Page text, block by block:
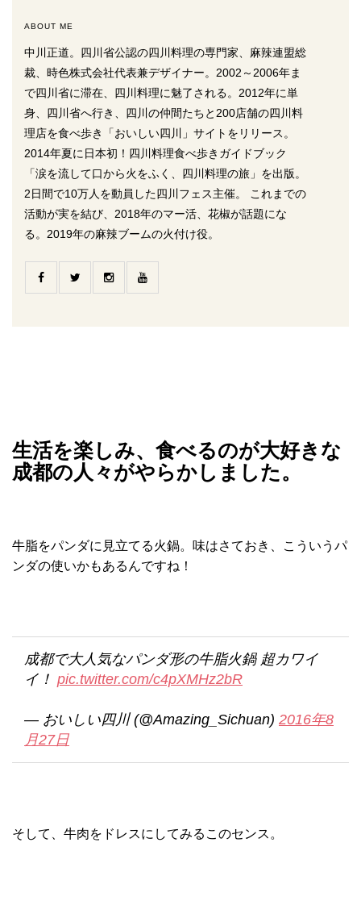
ABOUT ME
中川正道。四川省公認の四川料理の専門家、麻辣連盟総
裁、時色株式会社代表兼デザイナー。2002～2006年ま
で四川省に滞在、四川料理に魅了される。2012年に単
身、四川省へ行き、四川の仲間たちと200店舗の四川料
理店を食べ歩き「おいしい四川」サイトをリリース。
2014年夏に日本初！四川料理食べ歩きガイドブック
「涙を流して口から火をふく、四川料理の旅」を出版。
2日間で10万人を動員した四川フェス主催。 これまでの
活動が実を結び、2018年のマー活、花椒が話題にな
る。2019年の麻辣ブームの火付け役。
生活を楽しみ、食べるのが大好きな
成都の人々がやらかしました。
牛脂をパンダに見立てる火鍋。味はさておき、こういうパ
ンダの使いかもあるんですね！
成都で大人気なパンダ形の牛脂火鍋 超カワイ
イ！ pic.twitter.com/c4pXMHz2bR
— おいしい四川 (@Amazing_Sichuan) 2016年8
月27日
そして、牛肉をドレスにしてみるこのセンス。